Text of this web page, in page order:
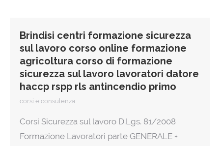
Brindisi centri formazione sicurezza
sul lavoro corso online formazione
agricoltura corso di formazione
sicurezza sul lavoro lavoratori datore
haccp rspp rls antincendio primo
corsi e consulenza
Corsi Sicurezza sul lavoro D.Lgs. 81/2008
Formazione Lavoratori parte GENERALE +